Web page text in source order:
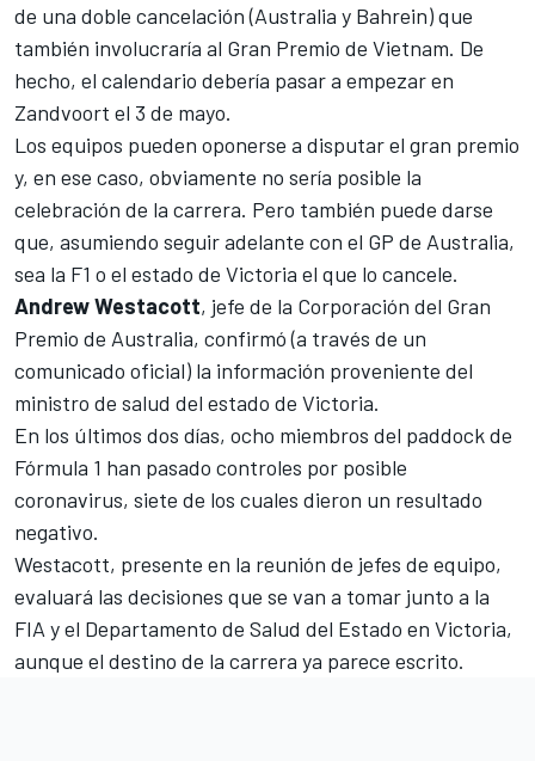
de una doble cancelación (Australia y Bahrein) que
también involucraría al Gran Premio de Vietnam. De
hecho, el calendario debería pasar a empezar en
Zandvoort el 3 de mayo.
Los equipos pueden oponerse a disputar el gran premio
y, en ese caso, obviamente no sería posible la
celebración de la carrera. Pero también puede darse
que, asumiendo seguir adelante con el GP de Australia,
sea la F1 o el estado de Victoria el que lo cancele.
Andrew Westacott, jefe de la Corporación del Gran
Premio de Australia, confirmó (a través de un
comunicado oficial) la información proveniente del
ministro de salud del estado de Victoria.
En los últimos dos días, ocho miembros del paddock de
Fórmula 1 han pasado controles por posible
coronavirus, siete de los cuales dieron un resultado
negativo.
Westacott, presente en la reunión de jefes de equipo,
evaluará las decisiones que se van a tomar junto a la
FIA y el Departamento de Salud del Estado en Victoria,
aunque el destino de la carrera ya parece escrito.